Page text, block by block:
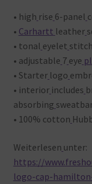
• high rise 6-panel
• Carhartt leather
• tonal eyelet
• adjustable 7 eye
• Starter logo
• interior includes
absorbing
• 100% cotton
Weiterlesen unter:
https://
logo-cap-